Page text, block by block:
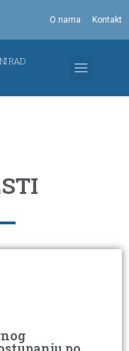
O nama Kontakt
RAD